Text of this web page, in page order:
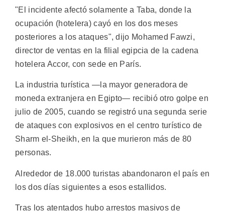
"El incidente afectó solamente a Taba, donde la
ocupación (hotelera) cayó en los dos meses
posteriores a los ataques", dijo Mohamed Fawzi,
director de ventas en la filial egipcia de la cadena
hotelera Accor, con sede en París.
La industria turística —la mayor generadora de
moneda extranjera en Egipto— recibió otro golpe en
julio de 2005, cuando se registró una segunda serie
de ataques con explosivos en el centro turístico de
Sharm el-Sheikh, en la que murieron más de 80
personas.
Alrededor de 18.000 turistas abandonaron el país en
los dos días siguientes a esos estallidos.
Tras los atentados hubo arrestos masivos de